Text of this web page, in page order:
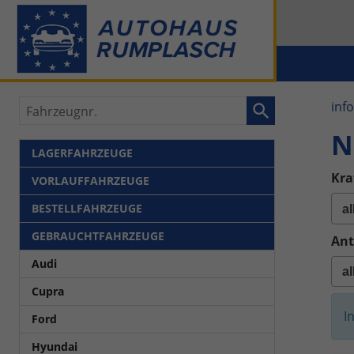
info
Fahrzeugnr.
LAGERFAHRZEUGE
VORLAUFFAHRZEUGE
BESTELLFAHRZEUGE
GEBRAUCHTFAHRZEUGE
Audi
Cupra
Ford
Hyundai